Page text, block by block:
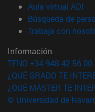
Aula virtual ADI
Búsqueda de
Trabaja con
Información
TFNO +34 948 42 56 00
¿QUÉ GRADO TE
¿QUÉ MÁSTER TE
© Universidad de